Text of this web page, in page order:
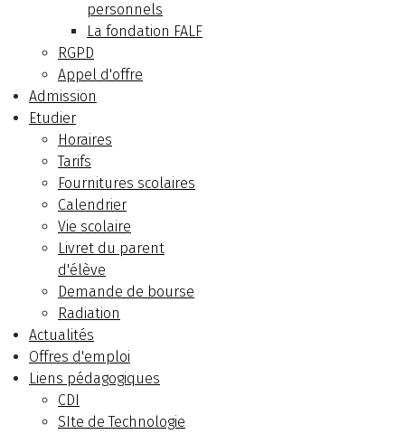
personnels
La fondation FALF
RGPD
Appel d'offre
Admission
Etudier
Horaires
Tarifs
Fournitures scolaires
Calendrier
Vie scolaire
Livret du parent
d'élève
Demande de bourse
Radiation
Actualités
Offres d'emploi
Liens pédagogiques
CDI
SIte de Technologie